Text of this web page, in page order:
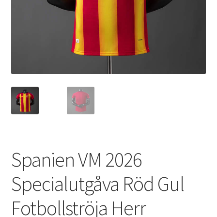
Spanien VM 2026
Specialutgåva Röd Gul
Fotbollströja Herr